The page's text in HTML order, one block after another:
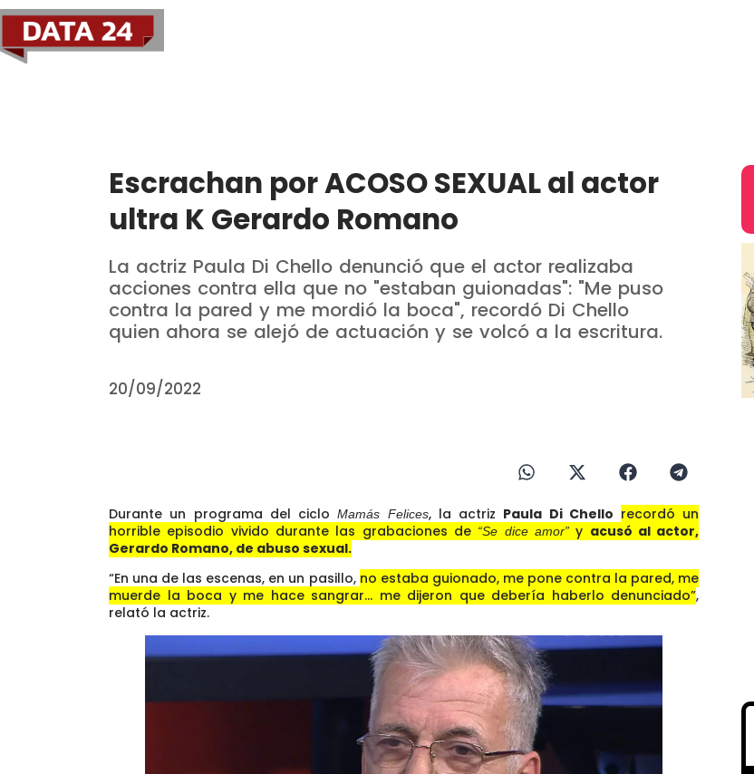
Escrachan por ACOSO SEXUAL al actor
ultra K Gerardo Romano
La actriz Paula Di Chello denunció que el actor realizaba
acciones contra ella que no "estaban guionadas": "Me puso
contra la pared y me mordió la boca", recordó Di Chello
quien ahora se alejó de actuación y se volcó a la escritura.
20/09/2022
Durante un programa del cicloMamás Felices, la actriz Paula Di Chello recordó un
horrible episodio vivido durante las grabaciones de“Se dice amor”y acusó al actor,
Gerardo Romano, de abuso sexual.
“En una de las escenas, en un pasillo, no estaba guionado, me pone contra la pared, me
muerde la boca y me hace sangrar… me dijeron que debería haberlo denunciado”,
relató la actriz.